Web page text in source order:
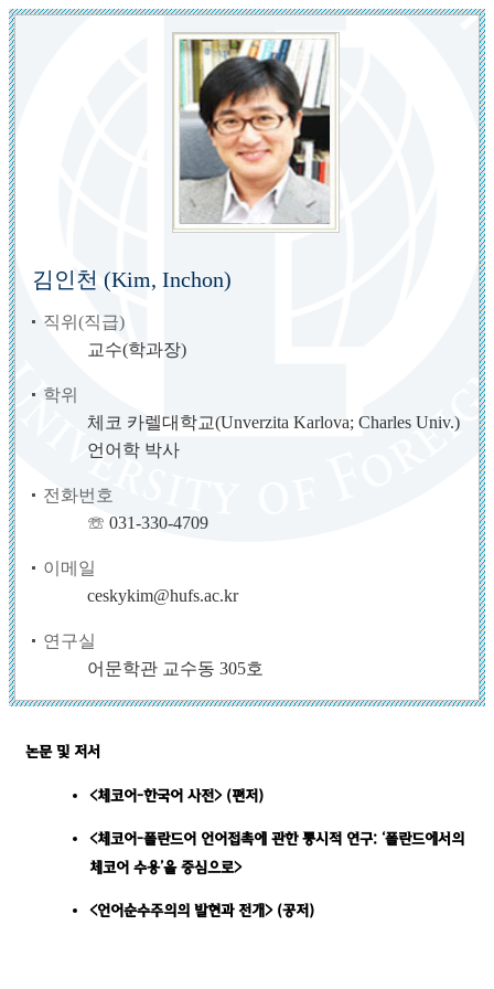
김인천 (Kim, Inchon)
직위(직급)
교수(학과장)
학위
체코 카렐대학교(Unverzita Karlova; Charles Univ.)
언어학 박사
전화번호
☏ 031-330-4709
이메일
ceskykim@hufs.ac.kr
연구실
어문학관 교수동 305호
논문 및 저서
<체코어-한국어 사전> (편저)
<체코어-폴란드어 언어접촉에 관한 통시적 연구: ‘폴란드에서의
체코어 수용’을 중심으로>
<언어순수주의의 발현과 전개> (공저)